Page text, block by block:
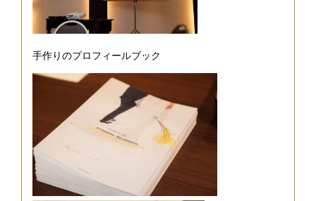
手作りのプロフィールブック